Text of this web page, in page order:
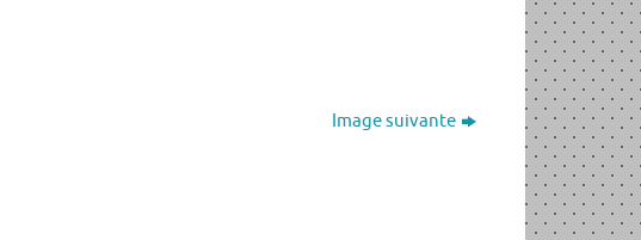
Image suivante